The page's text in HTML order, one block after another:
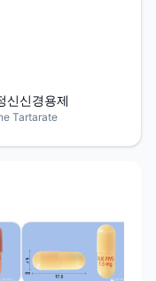
신신경용제
Tartarate